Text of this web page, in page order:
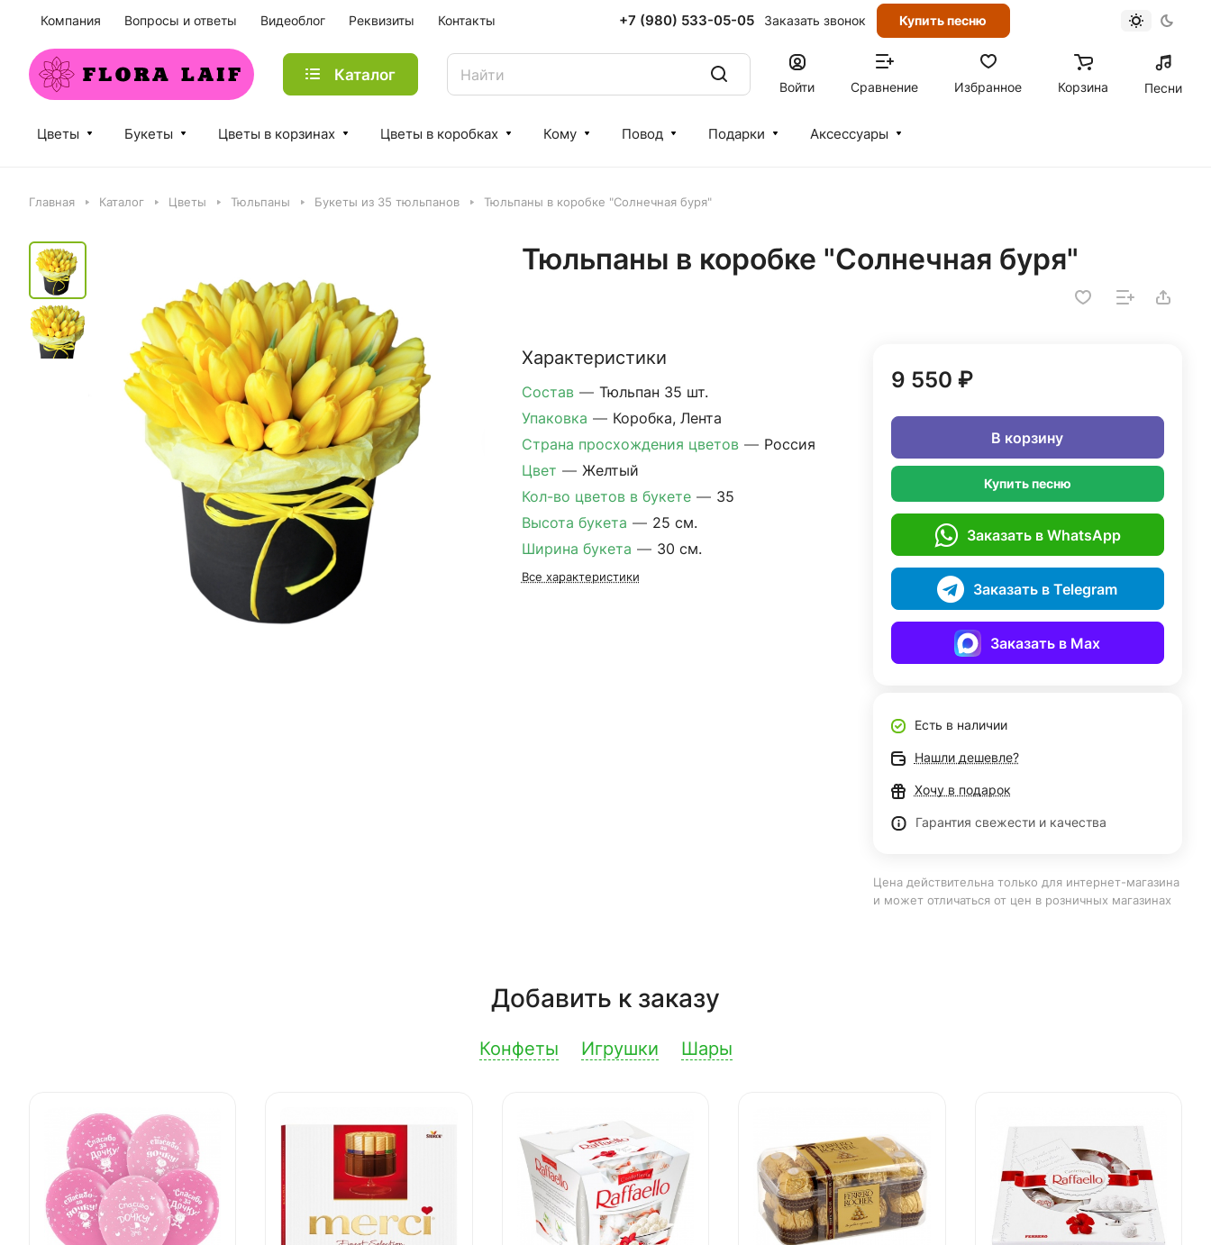
Компания Вопросы и ответы Видеоблог Реквизиты Контакты +7 (980) 533-05-05 Заказать звонок Купить песню
Каталог
Войти Сравнение Избранное Корзина Песни
Цветы Букеты Цветы в корзинах Цветы в коробках Кому Повод Подарки Аксессуары
Главная Каталог Цветы Тюльпаны Букеты из 35 тюльпанов Тюльпаны в коробке "Солнечная буря"
Тюльпаны в коробке "Солнечная буря"
Характеристики
Состав — Тюльпан 35 шт.
Упаковка — Коробка, Лента
Страна просхождения цветов — Россия
Цвет — Желтый
Кол-во цветов в букете — 35
Высота букета — 25 см.
Ширина букета — 30 см.
Все характеристики
9 550 ₽
В корзину
Купить песню
Заказать в WhatsApp
Заказать в Telegram
Заказать в Max
Есть в наличии
Нашли дешевле?
Хочу в подарок
Гарантия свежести и качества
Цена действительна только для интернет-магазина
и может отличаться от цен в розничных магазинах
Добавить к заказу
Конфеты Игрушки Шары